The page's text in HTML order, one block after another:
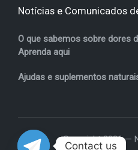
Notícias e Comunicados
O que sabemos sobre dores
Aprenda aqui
Ajudas e suplementos
Copyright 2026 —
Contact us